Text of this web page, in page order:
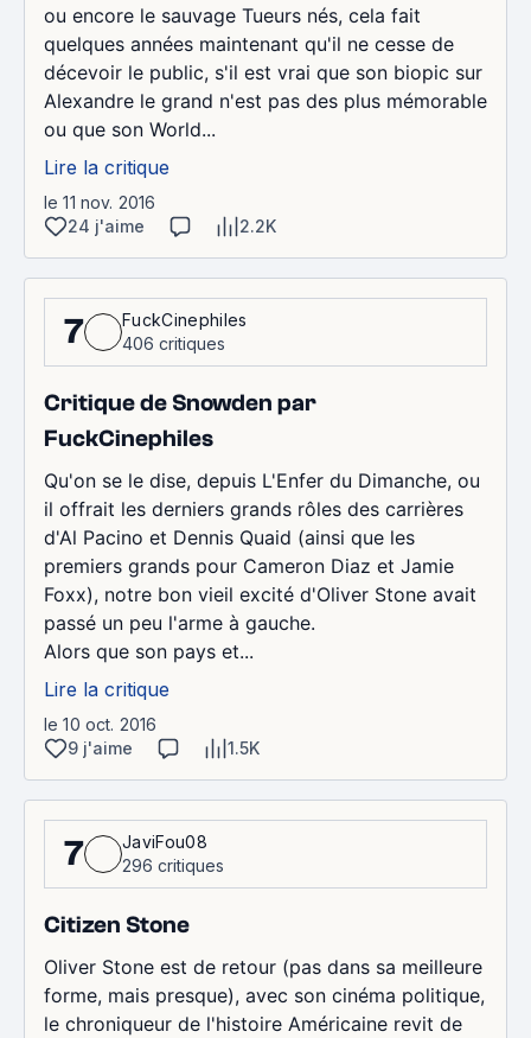
ou encore le sauvage Tueurs nés, cela fait
quelques années maintenant qu'il ne cesse de
décevoir le public, s'il est vrai que son biopic sur
Alexandre le grand n'est pas des plus mémorable
ou que son World...
Lire la critique
le 11 nov. 2016
24 j'aime
2.2K
7
FuckCinephiles
406 critiques
Critique de Snowden par
FuckCinephiles
Qu'on se le dise, depuis L'Enfer du Dimanche, ou
il offrait les derniers grands rôles des carrières
d'Al Pacino et Dennis Quaid (ainsi que les
premiers grands pour Cameron Diaz et Jamie
Foxx), notre bon vieil excité d'Oliver Stone avait
passé un peu l'arme à gauche.
Alors que son pays et...
Lire la critique
le 10 oct. 2016
9 j'aime
1.5K
7
JaviFou08
296 critiques
Citizen Stone
Oliver Stone est de retour (pas dans sa meilleure
forme, mais presque), avec son cinéma politique,
le chroniqueur de l'histoire Américaine revit de